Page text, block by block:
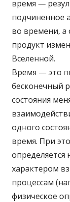
время —
подчиненное
во времени, а
продукт
Вселенной.
Время — это
бесконечный
состояния
одного
время. При
характером
процессам
физическое